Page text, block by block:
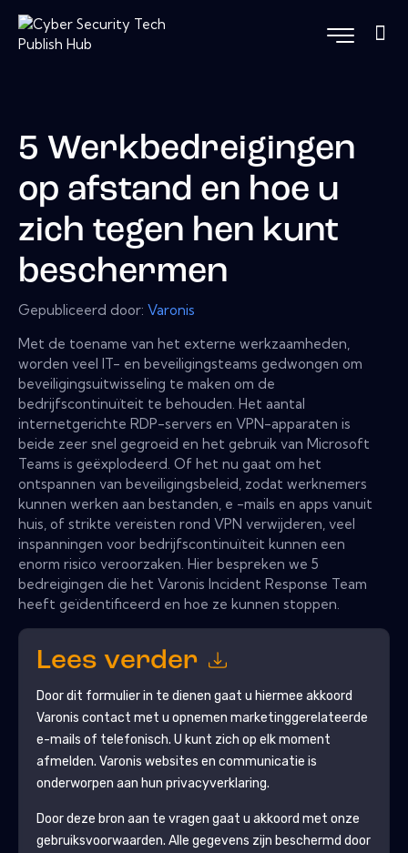
5 Werkbedreigingen
op afstand en hoe u
zich tegen hen kunt
beschermen
Gepubliceerd door: Varonis
Met de toename van het externe werkzaamheden,
worden veel IT- en beveiligingsteams gedwongen om
beveiligingsuitwisseling te maken om de
bedrijfscontinuïteit te behouden. Het aantal
internetgerichte RDP-servers en VPN-apparaten is
beide zeer snel gegroeid en het gebruik van Microsoft
Teams is geëxplodeerd. Of het nu gaat om het
ontspannen van beveiligingsbeleid, zodat werknemers
kunnen werken aan bestanden, e -mails en apps vanuit
huis, of strikte vereisten rond VPN verwijderen, veel
inspanningen voor bedrijfscontinuïteit kunnen een
enorm risico veroorzaken. Hier bespreken we 5
bedreigingen die het Varonis Incident Response Team
heeft geïdentificeerd en hoe ze kunnen stoppen.
Lees verder
Door dit formulier in te dienen gaat u hiermee akkoord
Varonis contact met u opnemen marketinggerelateerde
e-mails of telefonisch. U kunt zich op elk moment
afmelden. Varonis websites en communicatie is
onderworpen aan hun privacyverklaring.
Door deze bron aan te vragen gaat u akkoord met onze
gebruiksvoorwaarden. Alle gegevens zijn beschermd door